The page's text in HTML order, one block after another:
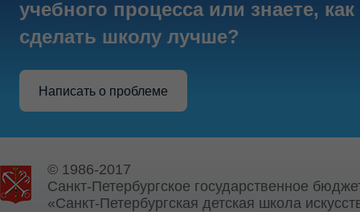
учебного процесса или знаете, как
сделать школу лучше?
Написать о проблеме
© 1986-2017
Санкт-Петербургское государственное
«Санкт-Петербургская детская школа